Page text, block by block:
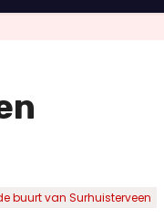
buurt van Surhuisterveen